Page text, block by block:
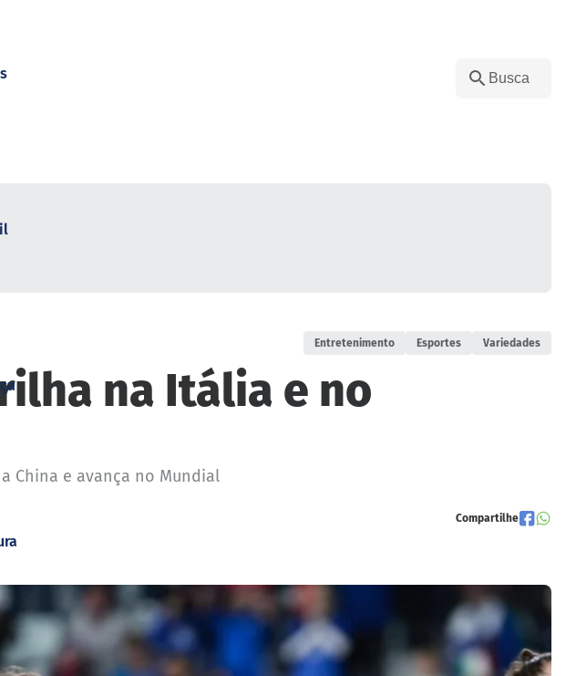
Entretenimento Esportes Variedades
na Itália e no
China e avança no Mundial
Compartilhe